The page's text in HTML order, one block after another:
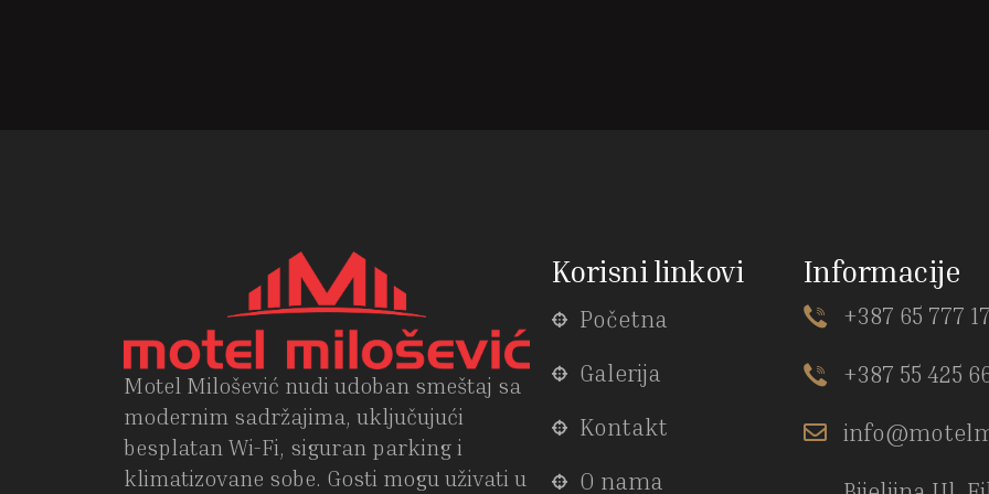
Motel Milošević nudi udoban smeštaj sa
modernim sadržajima, uključujući
besplatan Wi-Fi, siguran parking i
klimatizovane sobe. Gosti mogu uživati u
Korisni linkovi
Početna
Galerija
Kontakt
O nama
Informacije
+387 65 777
+387 55 425